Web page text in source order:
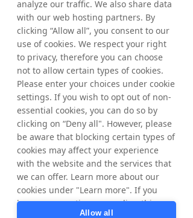
Overige informatie
Deze informatie is informatie die
Tradedoubler AB verplicht openbaar moet
maken krachtens de EU-verordening inzake
marktmisbruik en de Zweedse wet op de
effectenmarkten. De informatie werd ter
publicatie ingediend via het agentschap van
de hierboven vermelde contactpersonen
om 08.00 uur CET op 2 februari 2017.
Numerieke gegevens tussen haakjes
hebben betrekking op de overeenkomstige
perioden in 2015, tenzij anders vermeld. Er
kunnen afrondingsverschillen ontstaan.
analyze our traffic. We also share data
with our web hosting partners. By
clicking “Allow all”, you consent to our
use of cookies. We respect your right
to privacy, therefore you can choose
not to allow certain types of cookies.
Please enter your choices under cookie
settings. If you wish to opt out of non-
essential cookies, you can do so by
clicking on “Deny all". However, please
be aware that blocking certain types of
cookies may affect your experience
with the website and the services that
we can offer. Learn more about our
cookies under "Learn more". If you
have any questions regarding this,
Allow all